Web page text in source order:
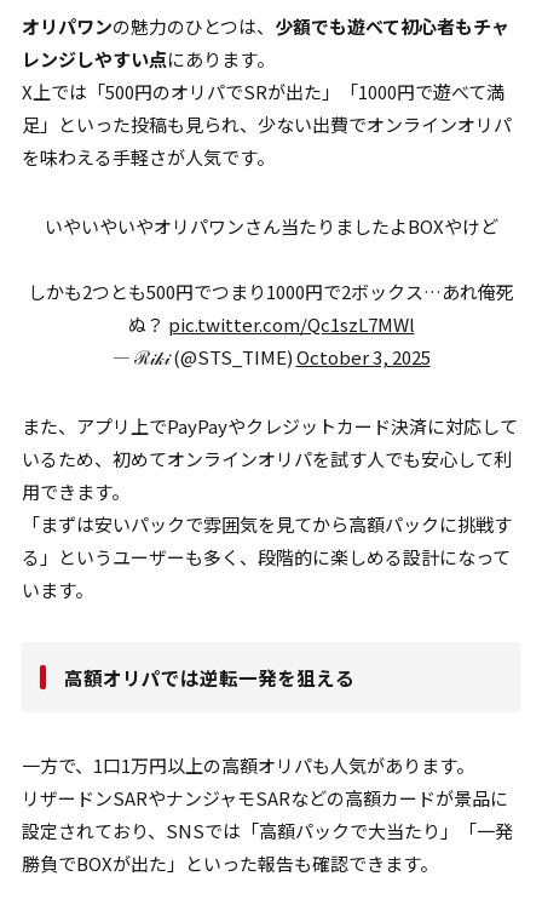
オリパワンの魅力のひとつは、 少額でも遊べて初心者もチャ
レンジしやすい点にあります。
X上では「500円のオリパでSRが出た」「1000円で遊べて満
足」といった投稿も見られ、少ない出費でオンラインオリパ
を味わえる手軽さが人気です。
いやいやいやオリパワンさん当たりましたよBOXやけど
しかも2つとも500円でつまり1000円で2ボックス…あれ俺死
ぬ？ pic.twitter.com/Qc1szL7MWl
— ℛ𝒾𝓀𝒾 (@STS_TIME)October 3, 2025
また、アプリ上でPayPayやクレジットカード決済に対応して
いるため、初めてオンラインオリパを試す人でも安心して利
用できます。
「まずは安いパックで雰囲気を見てから高額パックに挑戦す
る」というユーザーも多く、段階的に楽しめる設計になって
います。
高額オリパでは逆転一発を狙える
一方で、1口1万円以上の高額オリパも人気があります。
リザードンSARやナンジャモSARなどの高額カードが景品に
設定されており、SNSでは「高額パックで大当たり」「一発
勝負でBOXが出た」といった報告も確認できます。